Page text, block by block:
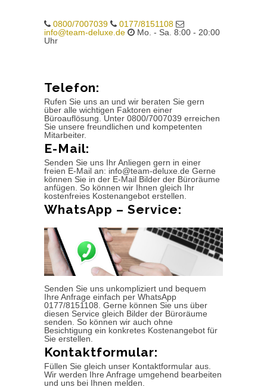
0800/7007039
0177/8151108
info@team-deluxe.de
Mo. - Sa. 8:00 - 20:00
Uhr
Telefon:
Rufen Sie uns an und wir beraten Sie gern
über alle wichtigen Faktoren einer
Büroauflösung. Unter 0800/7007039 erreichen
Sie unsere freundlichen und kompetenten
Mitarbeiter.
E-Mail:
Senden Sie uns Ihr Anliegen gern in einer
freien E-Mail an: info@team-deluxe.de Gerne
können Sie in der E-Mail Bilder der Büroräume
anfügen. So können wir Ihnen gleich Ihr
kostenfreies Kostenangebot erstellen.
WhatsApp – Service:
Senden Sie uns unkompliziert und bequem
Ihre Anfrage einfach per WhatsApp
0177/8151108. Gerne können Sie uns über
diesen Service gleich Bilder der Büroräume
senden. So können wir auch ohne
Besichtigung ein konkretes Kostenangebot für
Sie erstellen.
Kontaktformular:
Füllen Sie gleich unser Kontaktformular aus.
Wir werden Ihre Anfrage umgehend bearbeiten
und uns bei Ihnen melden.